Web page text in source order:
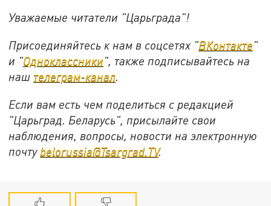
Уважаемые читатели "Царьграда"!
Присоединяйтесь к нам в соцсетях "ВКонтакте"
и "Одноклассники", также подписывайтесь на
наш телеграм-канал.
Если вам есть чем поделиться с редакцией
"Царьград. Беларусь", присылайте свои
наблюдения, вопросы, новости на электронную
почту belorussia@Tsargrad.TV.